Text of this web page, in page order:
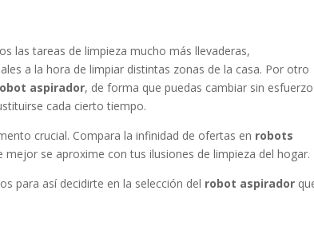
las tareas de limpieza mucho más llevaderas,
a la hora de limpiar distintas zonas de la casa. Por otro
aspirador, de forma que puedas cambiar sin esfuerzo
cada cierto tiempo.
crucial. Compara la infinidad de ofertas en robots
se aproxime con tus ilusiones de limpieza del hogar.
para así decidirte en la selección del robot aspirador